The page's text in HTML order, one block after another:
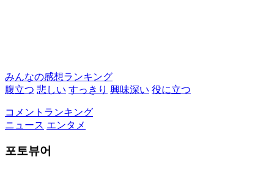
みんなの感想ランキング
腹立つ 悲しい すっきり 興味深い 役に立つ
コメントランキング
ニュース エンタメ
포토뷰어